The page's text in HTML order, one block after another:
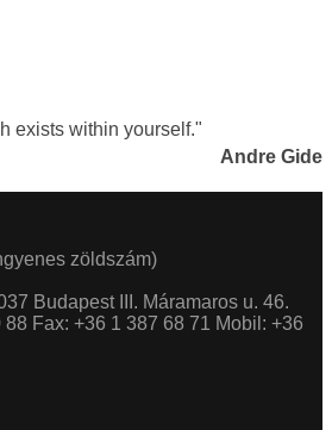
exists within yourself."
Andre Gide
zöldszám)
Budapest III. Máramaros u. 46.
88 Fax: +36 1 387 68 71 Mobil: +36